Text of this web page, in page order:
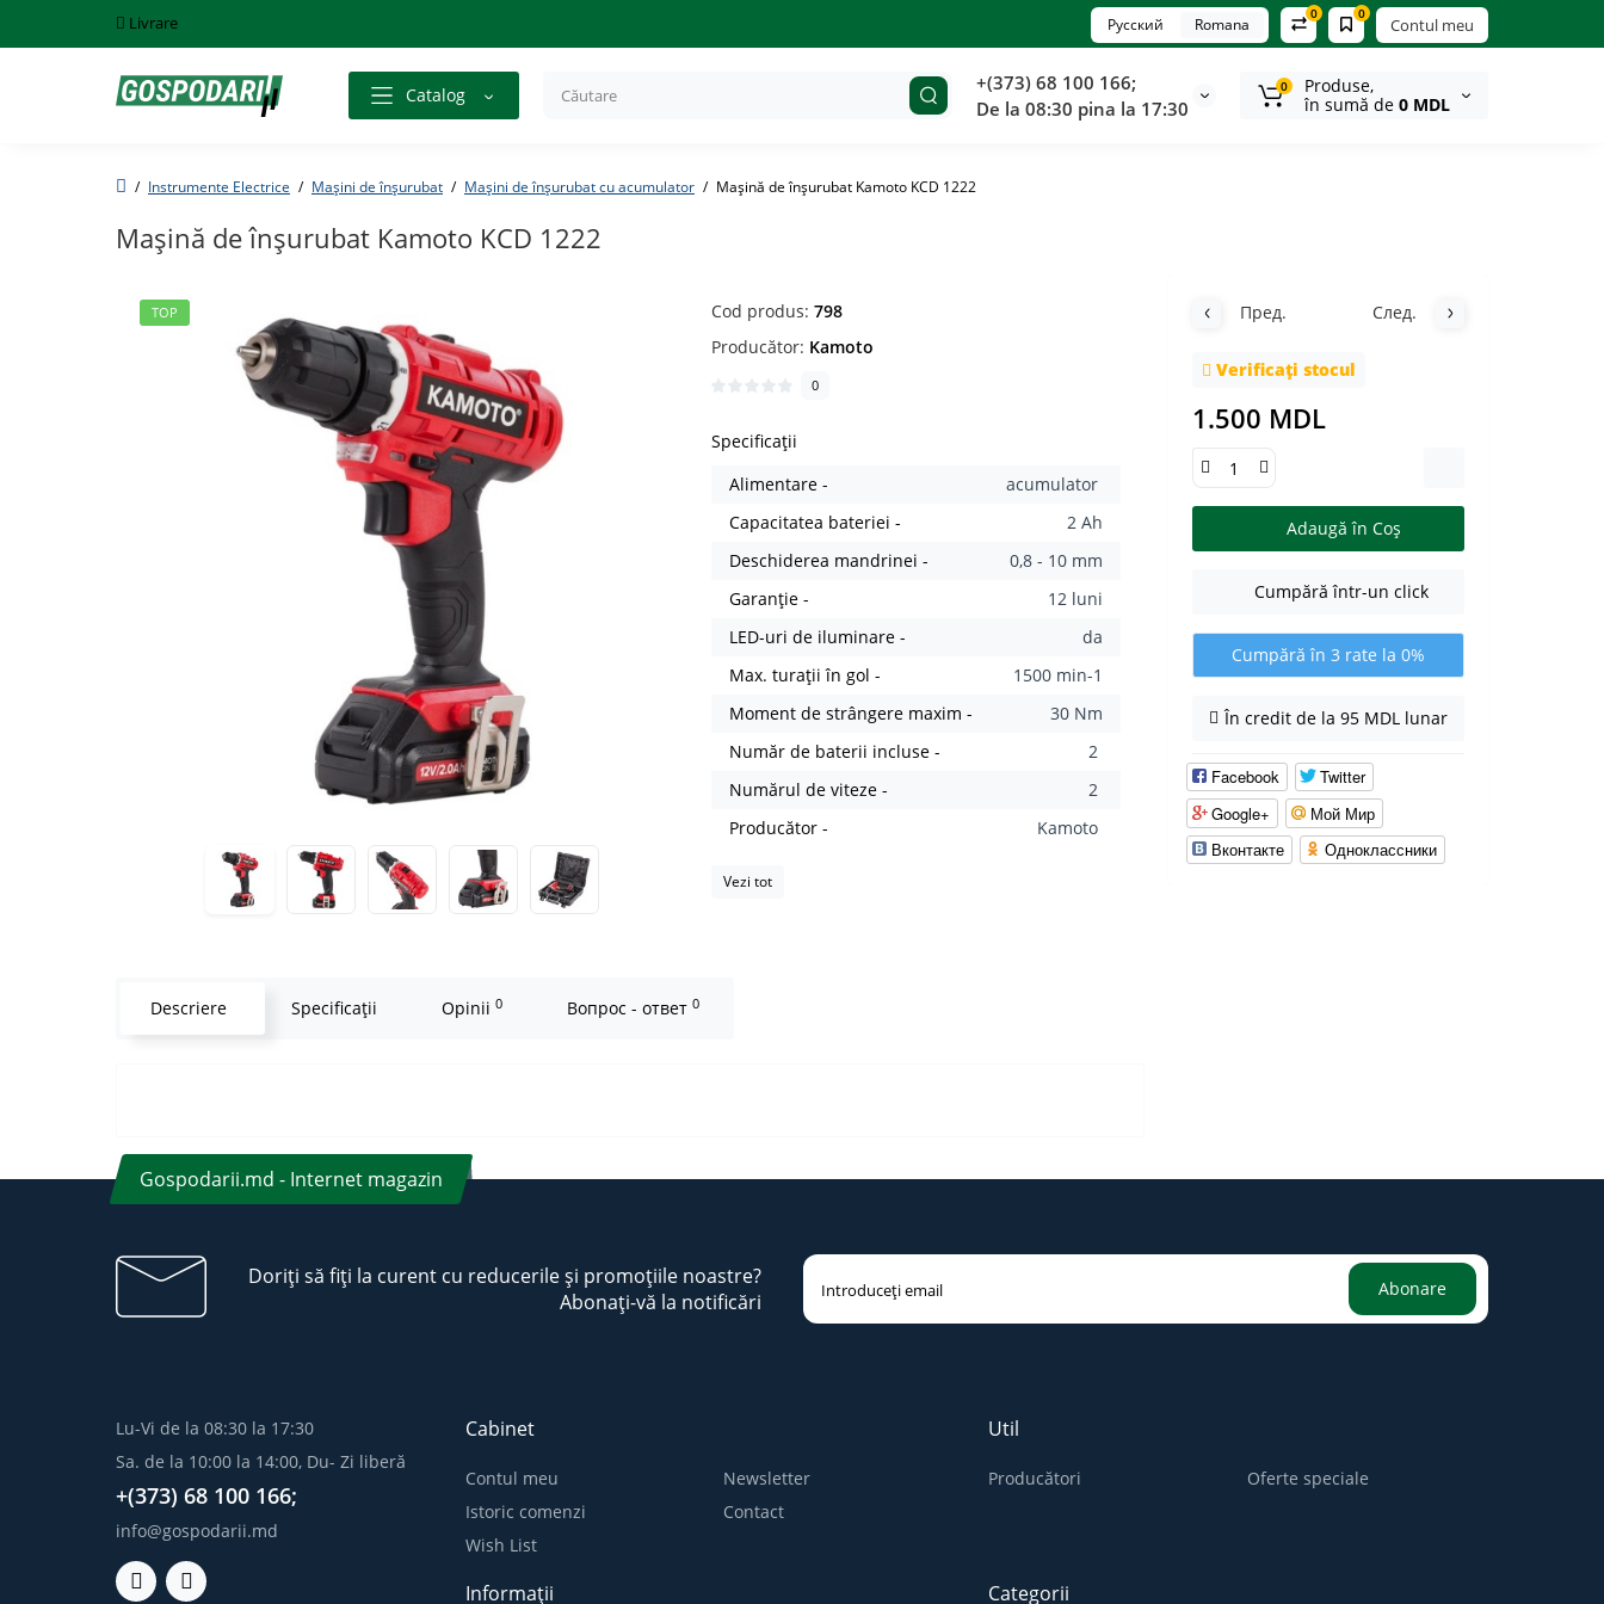
Livrare Contul meu
0
0
Русский Romana
Catalog
+(373) 68 100 166;
De la 08:30 pina la 17:30
0
Produse,
în sumă de 0 MDL
Instrumente Electrice Mașini de înșurubat Mașini de înșurubat cu acumulator Mașină de înșurubat Kamoto KCD 1222
Mașină de înșurubat Kamoto KCD 1222
TOP Cod produs:798
Producător: Kamoto
0
Specificații
Alimentare -
acumulator
Capacitatea bateriei -
2 Ah
Deschiderea mandrinei -
0,8 - 10 mm
Garanție -
12 luni
LED-uri de iluminare -
da
Max. turații în gol -
1500 min-1
Moment de strângere maxim -
30 Nm
Număr de baterii incluse -
2
Numărul de viteze -
2
Producător -
Kamoto
Vezi tot
Пред. След.
Verificați stocul
1.500 MDL
Adaugă în Coş
Cumpără într-un click
Cumpără în 3 rate la 0%
În credit de la 95 MDL lunar
Facebook
Twitter
Google+
Мой Мир
Вконтакте
Одноклассники
Descriere Specificaţii Opinii 0 Вопрос - ответ 0
Gospodarii.md - Internet magazin
Doriți să fiți la curent cu reducerile și promoțiile noastre?
Abonați-vă la notificări
Abonare
Lu-Vi de la 08:30 la 17:30
Sa. de la 10:00 la 14:00, Du- Zi liberă
+(373) 68 100 166;
info@gospodarii.md
Cabinet
Contul meu
Istoric comenzi
Wish List
Newsletter
Contact
Util
Producători Oferte speciale
Informații Categorii